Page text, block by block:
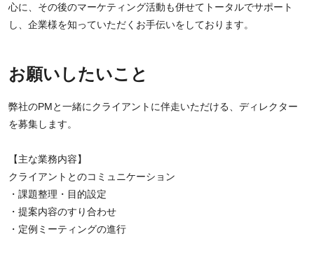
心に、その後のマーケティング活動も併せてトータルでサポート
し、企業様を知っていただくお手伝いをしております。
お願いしたいこと
弊社のPMと一緒にクライアントに伴走いただける、ディレクター
を募集します。
【主な業務内容】
クライアントとのコミュニケーション
・課題整理・目的設定
・提案内容のすり合わせ
・定例ミーティングの進行